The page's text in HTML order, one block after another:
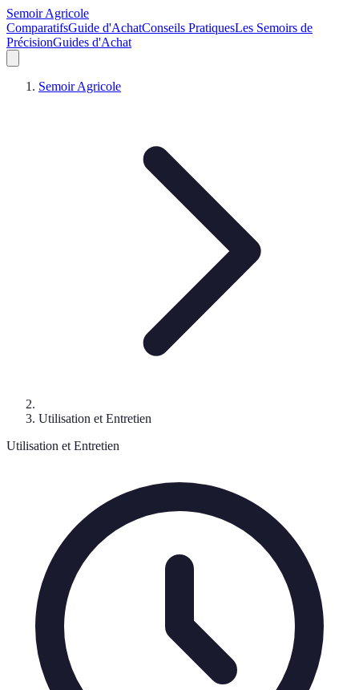
Semoir Agricole
ComparatifsGuide d'AchatConseils PratiquesLes Semoirs de
PrécisionGuides d'Achat
Semoir Agricole
Utilisation et Entretien
Utilisation et Entretien